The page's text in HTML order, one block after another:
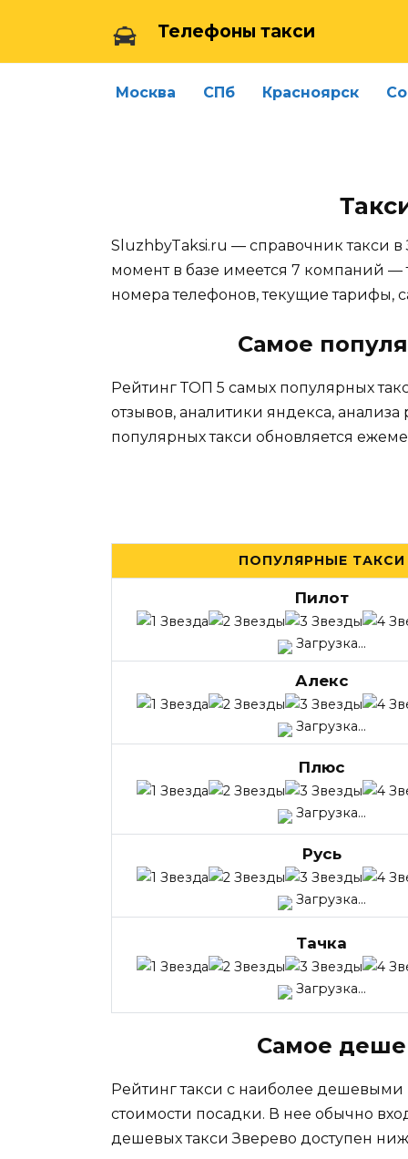
Телефоны такси
Москва СПб Красноярск
SluzhbyTaksi.ru — справочник такси в
момент в базе имеется 7 компаний —
номера телефонов, текущие тарифы,
Самое
Рейтинг ТОП 5 самых популярных
отзывов, аналитики яндекса,
популярных такси обновляется
ПОПУЛЯРНЫЕ ТАКСИ
Пилот
Загрузка...
Алекс
Загрузка...
Плюс
Загрузка...
Русь
Загрузка...
Тачка
Загрузка...
Самое
Рейтинг такси с наиболее
стоимости посадки. В нее обычно
дешевых такси Зверево доступен